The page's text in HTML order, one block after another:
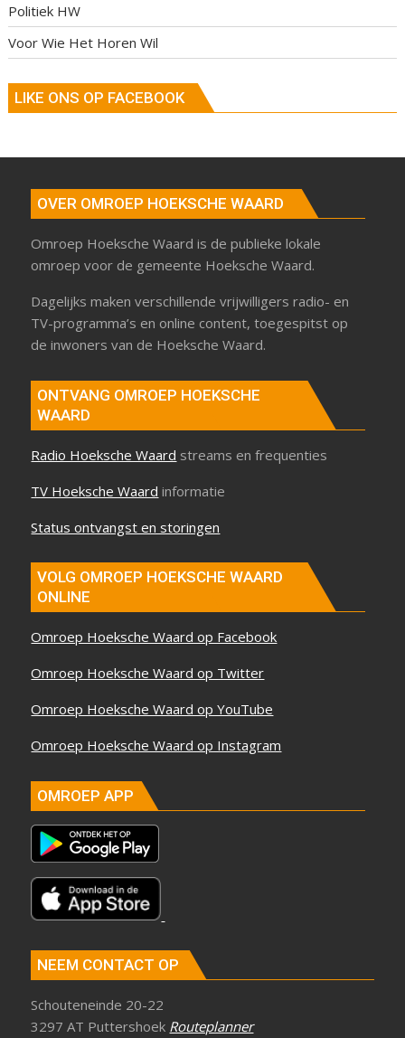
Politiek HW
Voor Wie Het Horen Wil
LIKE ONS OP FACEBOOK
OVER OMROEP HOEKSCHE WAARD
Omroep Hoeksche Waard is de publieke lokale
omroep voor de gemeente Hoeksche Waard.
Dagelijks maken verschillende vrijwilligers radio- en
TV-programma’s en online content, toegespitst op
de inwoners van de Hoeksche Waard.
ONTVANG OMROEP HOEKSCHE
WAARD
Radio Hoeksche Waard streams en frequenties
TV Hoeksche Waard informatie
Status ontvangst en storingen
VOLG OMROEP HOEKSCHE WAARD
ONLINE
Omroep Hoeksche Waard op Facebook
Omroep Hoeksche Waard op Twitter
Omroep Hoeksche Waard op YouTube
Omroep Hoeksche Waard op Instagram
OMROEP APP
NEEM CONTACT OP
Schouteneinde 20-22
3297 AT Puttershoek Routeplanner